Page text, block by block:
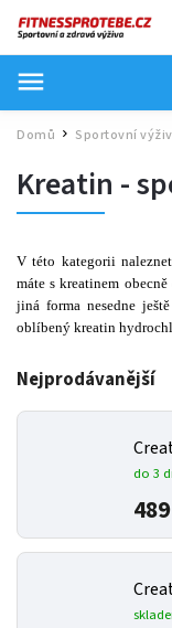
Domů / Sportovní
Kreatin -
V této kategorii
máte s kreatinem
jiná forma nesedne
oblíbený kreatin
Nejprodávanější
do 3